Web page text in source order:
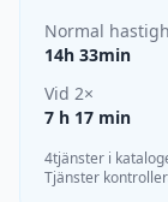
Normal
14h 33min
Vid 2×
7 h 17 min
4tjänster i
Tjänster